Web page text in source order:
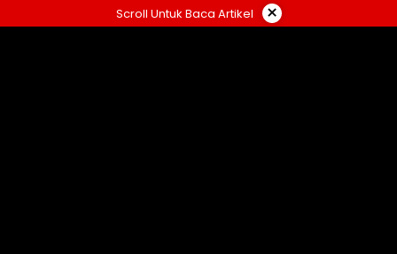
ke
Scroll Untuk Baca Artikel ×